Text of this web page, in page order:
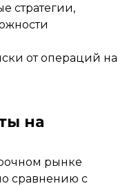
стратегии,
от операций на
на
рынке
сравнению с